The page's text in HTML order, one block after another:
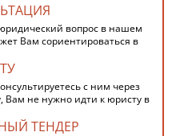
вопрос в нашем
Вам сориентироваться в
с ним через
Вам не нужно идти к юристу в
ТЕНДЕР